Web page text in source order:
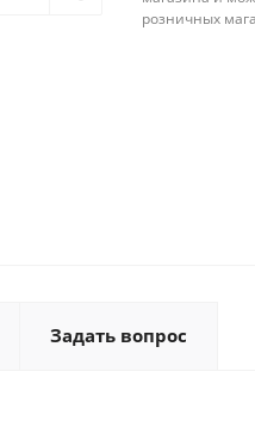
розничных
Задать вопрос